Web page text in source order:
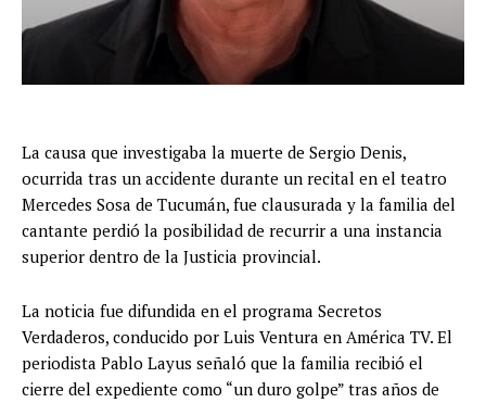
La causa que investigaba la muerte de Sergio Denis,
ocurrida tras un accidente durante un recital en el teatro
Mercedes Sosa de Tucumán, fue clausurada y la familia del
cantante perdió la posibilidad de recurrir a una instancia
superior dentro de la Justicia provincial.
La noticia fue difundida en el programa Secretos
Verdaderos, conducido por Luis Ventura en América TV. El
periodista Pablo Layus señaló que la familia recibió el
cierre del expediente como “un duro golpe” tras años de